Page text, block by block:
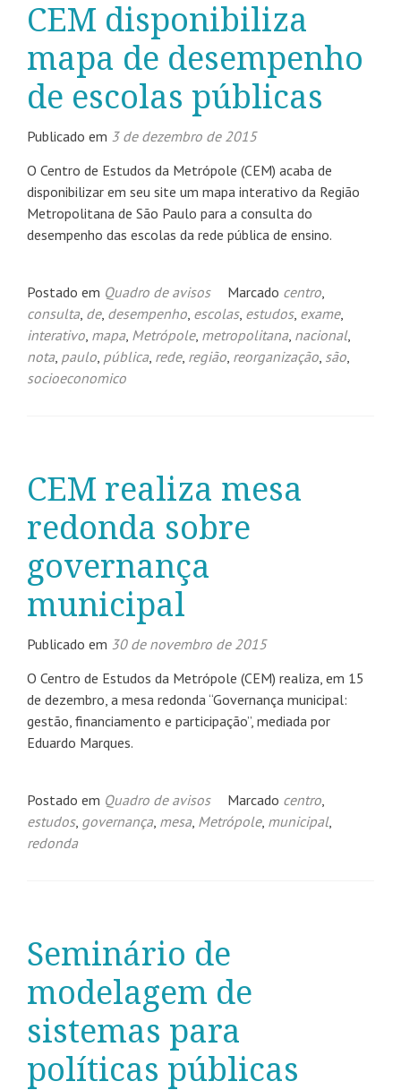
CEM disponibiliza
mapa de desempenho
de escolas públicas
Publicado em 3 de dezembro de 2015
O Centro de Estudos da Metrópole (CEM) acaba de
disponibilizar em seu site um mapa interativo da Região
Metropolitana de São Paulo para a consulta do
desempenho das escolas da rede pública de ensino.
Postado em Quadro de avisos Marcado centro,
consulta, de, desempenho, escolas, estudos, exame,
interativo, mapa, Metrópole, metropolitana, nacional,
nota, paulo, pública, rede, região, reorganização, são,
socioeconomico
CEM realiza mesa
redonda sobre
governança
municipal
Publicado em 30 de novembro de 2015
O Centro de Estudos da Metrópole (CEM) realiza, em 15
de dezembro, a mesa redonda “Governança municipal:
gestão, financiamento e participação”, mediada por
Eduardo Marques.
Postado em Quadro de avisos Marcado centro,
estudos, governança, mesa, Metrópole, municipal,
redonda
Seminário de
modelagem de
sistemas para
políticas públicas